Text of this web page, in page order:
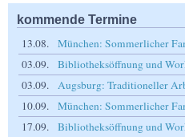
kommende Termine
13.08.
München: Sommerlicher
03.09.
Bibliotheksöffnung und
03.09.
Augsburg: Traditioneller
10.09.
München: Sommerlicher
17.09.
Bibliotheksöffnung und